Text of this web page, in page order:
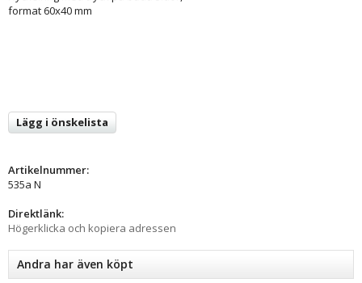
format 60x40 mm
Lägg i önskelista
Artikelnummer:
535a N
Direktlänk:
Högerklicka och kopiera adressen
Andra har även köpt